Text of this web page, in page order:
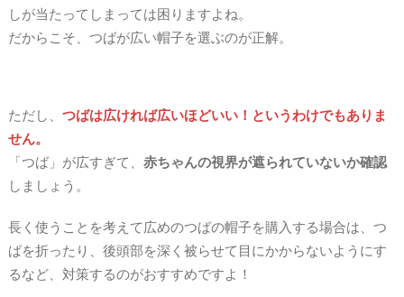
しが当たってしまっては困りますよね。
だからこそ、つばが広い帽子を選ぶのが正解。
ただし、 つばは広ければ広いほどいい！というわけでもありま
せん。
「つば」が広すぎて、 赤ちゃんの視界が遮られていないか確認
しましょう。
長く使うことを考えて広めのつばの帽子を購入する場合は、つ
ばを折ったり、後頭部を深く被らせて目にかからないようにす
るなど、対策するのがおすすめですよ！